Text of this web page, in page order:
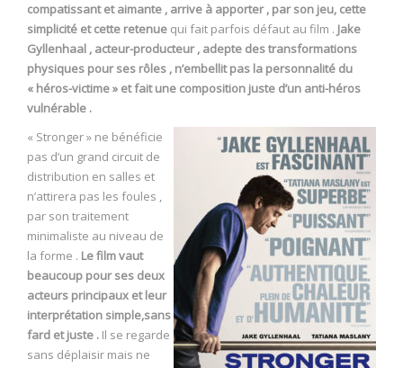
compatissant et aimante , arrive à apporter , par son jeu, cette
simplicité et cette retenue qui fait parfois défaut au film . Jake
Gyllenhaal , acteur-producteur , adepte des transformations
physiques pour ses rôles , n’embellit pas la personnalité du
« héros-victime » et fait une composition juste d’un anti-héros
vulnérable .
« Stronger » ne bénéficie
pas d’un grand circuit de
distribution en salles et
n’attirera pas les foules ,
par son traitement
minimaliste au niveau de
la forme . Le film vaut
beaucoup pour ses deux
acteurs principaux et leur
interprétation simple,sans
fard et juste . Il se regarde
sans déplaisir mais ne